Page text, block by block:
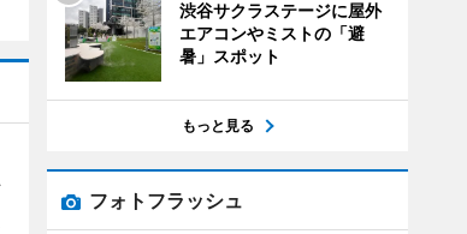
渋谷サクラステージに屋外
エアコンやミストの「避
暑」スポット
もっと見る
フォトフラッシュ